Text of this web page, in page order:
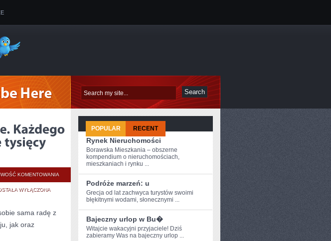
KOMENTOWANIA MODNIE,
ZAWSZE
OZNACZA
WYGODNIE.
WYŁĄCZONA
sama radę z
jak oraz
POPULAR RECENT
Rynek Nieruchomości
Borawska Mieszkania – obszerne
kompendium o nieruchomościach,
mieszkaniach i rynku ...
Podróże marzeń: u
Grecja od ⁣lat zachwyca turystów swoimi
błękitnymi wodami, słonecznymi ...
Bajeczny urlop w Bu�
Witajcie wakacyjni przyjaciele! Dziś​
zabieramy Was na bajeczny urlop ...